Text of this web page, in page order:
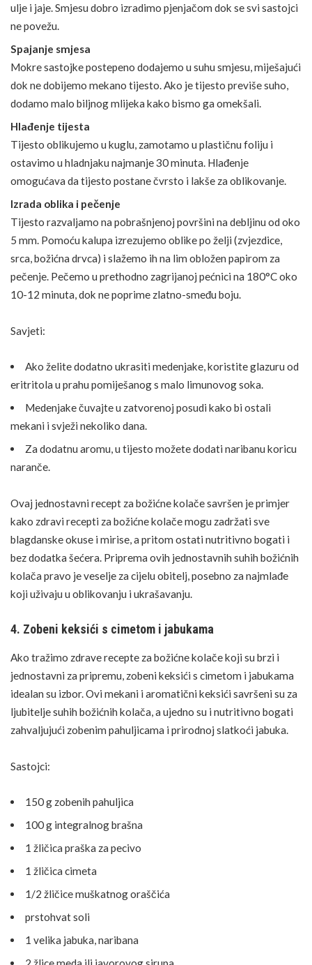
ulje i jaje. Smjesu dobro izradimo pjenjačom dok se svi sastojci
ne povežu.
Spajanje smjesa
Mokre sastojke postepeno dodajemo u suhu smjesu, miješajući
dok ne dobijemo mekano tijesto. Ako je tijesto previše suho,
dodamo malo biljnog mlijeka kako bismo ga omekšali.
Hlađenje tijesta
Tijesto oblikujemo u kuglu, zamotamo u plastičnu foliju i
ostavimo u hladnjaku najmanje 30 minuta. Hlađenje
omogućava da tijesto postane čvrsto i lakše za oblikovanje.
Izrada oblika i pečenje
Tijesto razvaljamo na pobrašnjenoj površini na debljinu od oko
5 mm. Pomoću kalupa izrezujemo oblike po želji (zvjezdice,
srca, božićna drvca) i slažemo ih na lim obložen papirom za
pečenje. Pečemo u prethodno zagrijanoj pećnici na 180°C oko
10-12 minuta, dok ne poprime zlatno-smeđu boju.
Savjeti:
Ako želite dodatno ukrasiti medenjake, koristite glazuru od
eritritola u prahu pomiješanog s malo limunovog soka.
Medenjake čuvajte u zatvorenoj posudi kako bi ostali
mekani i svježi nekoliko dana.
Za dodatnu aromu, u tijesto možete dodati naribanu koricu
naranče.
Ovaj jednostavni recept za božićne kolače savršen je primjer
kako zdravi recepti za božićne kolače mogu zadržati sve
blagdanske okuse i mirise, a pritom ostati nutritivno bogati i
bez dodatka šećera. Priprema ovih jednostavnih suhih božićnih
kolača pravo je veselje za cijelu obitelj, posebno za najmlađe
koji uživaju u oblikovanju i ukrašavanju.
4. Zobeni keksići s cimetom i jabukama
Ako tražimo zdrave recepte za božićne kolače koji su brzi i
jednostavni za pripremu, zobeni keksići s cimetom i jabukama
idealan su izbor. Ovi mekani i aromatični keksići savršeni su za
ljubitelje suhih božićnih kolača, a ujedno su i nutritivno bogati
zahvaljujući zobenim pahuljicama i prirodnoj slatkoći jabuka.
Sastojci:
150 g zobenih pahuljica
100 g integralnog brašna
1 žličica praška za pecivo
1 žličica cimeta
1/2 žličice muškatnog oraščića
prstohvat soli
1 velika jabuka, naribana